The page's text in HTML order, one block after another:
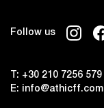
Follow us
T: +30 210 7256 579
E:
info@athicff.com